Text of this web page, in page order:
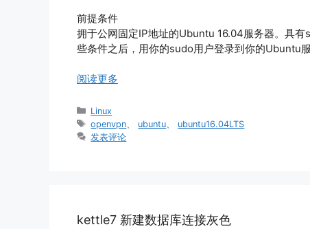
前提条件
拥于公网固定IP地址的Ubuntu 16.04服务器。具
些条件之后，用你的sudo用户登录到你的Ubuntu
阅读更多
分
类
Linux
标
签
openvpn ubuntu
ubuntu16.04LTS
发表评论
kettle7 新建数据库连接灰色